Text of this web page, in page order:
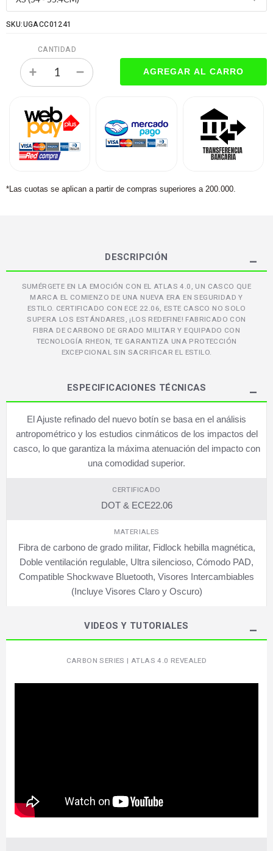
SKU:UGACC01241
CANTIDAD
*Las cuotas se aplican a partir de compras superiores a 200.000.
DESCRIPCIÓN
SUMÉRGETE EN LA EMOCIÓN CON EL ATLAS 4.0, UN CASCO QUE
MARCA EL COMIENZO DE UNA NUEVA ERA EN SEGURIDAD Y
ESTILO. CERTIFICADO CON ECE 22.06, ESTE CASCO NO SOLO
SUPERA LOS ESTÁNDARES, ¡LOS REDEFINE! FABRICADO CON
FIBRA DE CARBONO DE GRADO MILITAR Y EQUIPADO CON
TECNOLOGÍA RHEON, TE GARANTIZA UNA PROTECCIÓN
EXCEPCIONAL SIN SACRIFICAR EL ESTILO.
ESPECIFICACIONES TÉCNICAS
El Ajuste refinado del nuevo botín se basa en el análisis
antropométrico y los estudios cinmáticos de los impactos del
casco, lo que garantiza la máxima atenuación del impacto con
una comodidad superior.
CERTIFICADO
DOT & ECE22.06
MATERIALES
Fibra de carbono de grado militar, Fidlock hebilla magnética,
Doble ventilación regulable, Ultra silencioso, Cómodo PAD,
Compatible Shockwave Bluetooth, Visores Intercambiables
(Incluye Visores Claro y Oscuro)
VIDEOS Y TUTORIALES
CARBON SERIES | ATLAS 4.0 REVEALED